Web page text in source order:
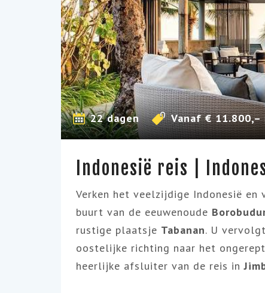
22 dagen Vanaf €
Indonesië reis |
Verken het veelzijdige Indonesië
buurt van de eeuwenoude
rustige plaatsje Tabanan. U
oostelijke richting naar het
heerlijke afsluiter van de reis in